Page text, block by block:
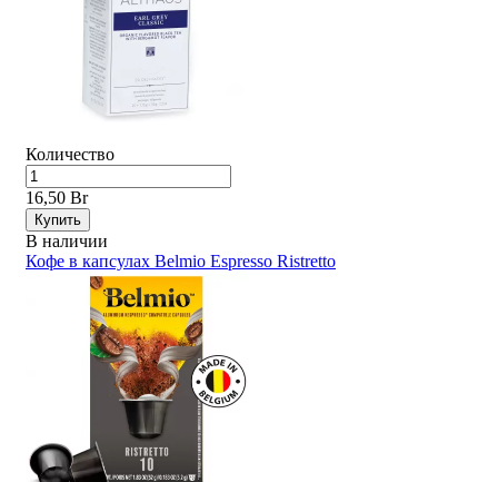
Количество
16,50 Br
Купить
В наличии
Кофе в капсулах Belmio Espresso Ristretto